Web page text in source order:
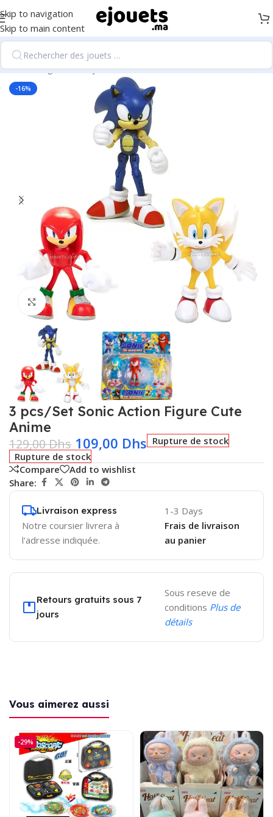
Skip to navigation
Skip to main content
Accueil/Figurines et jeux d'actions
-16%
Click to enlarge
3 pcs/Set Sonic Action Figure Cute
Anime
129,00Dhs 109,00 Dhs Rupture de stock
Rupture de stock
Compare
Add to wishlist
Share:
Livraison express
Notre coursier livrera à
l'adresse indiquée.
1-3 Days
Frais de livraison
au panier
Retours gratuits sous 7
jours
Sous reseve de
conditions Plus de
détails
Vous aimerez aussi
-29%